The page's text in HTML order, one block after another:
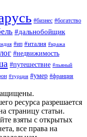
#бизнес #богатство
#дальнобойщик
#ип #италия #кража
#недвижимость
#путешествие #пьяный
#турция #умер #франция
ресурса разрешается
страницу статьи.
взяты с открытых
все права на